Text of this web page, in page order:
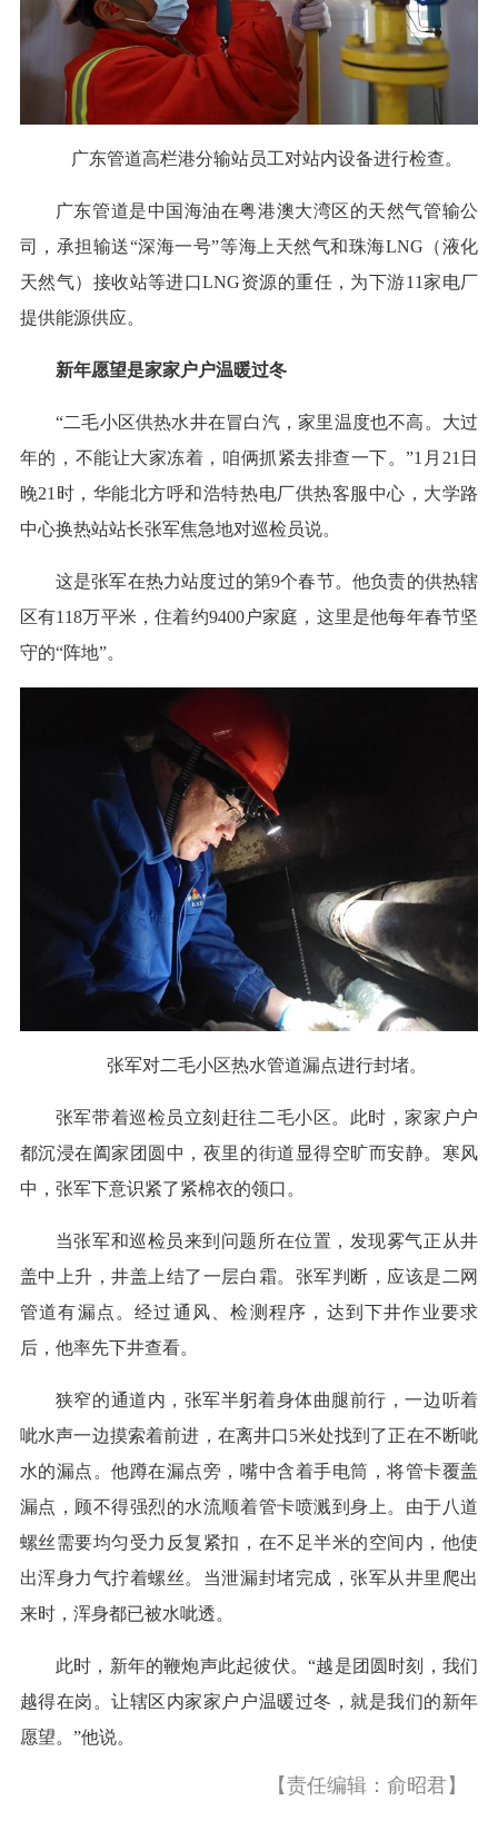
广东管道高栏港分输站员工对站内设备进行检查。
广东管道是中国海油在粤港澳大湾区的天然气管输公
司，承担输送“深海一号”等海上天然气和珠海LNG（液化
天然气）接收站等进口LNG资源的重任，为下游11家电厂
提供能源供应。
新年愿望是家家户户温暖过冬
“二毛小区供热水井在冒白汽，家里温度也不高。大过
年的，不能让大家冻着，咱俩抓紧去排查一下。”1月21日
晚21时，华能北方呼和浩特热电厂供热客服中心，大学路
中心换热站站长张军焦急地对巡检员说。
这是张军在热力站度过的第9个春节。他负责的供热辖
区有118万平米，住着约9400户家庭，这里是他每年春节坚
守的“阵地”。
张军对二毛小区热水管道漏点进行封堵。
张军带着巡检员立刻赶往二毛小区。此时，家家户户
都沉浸在阖家团圆中，夜里的街道显得空旷而安静。寒风
中，张军下意识紧了紧棉衣的领口。
当张军和巡检员来到问题所在位置，发现雾气正从井
盖中上升，井盖上结了一层白霜。张军判断，应该是二网
管道有漏点。经过通风、检测程序，达到下井作业要求
后，他率先下井查看。
狭窄的通道内，张军半躬着身体曲腿前行，一边听着
呲水声一边摸索着前进，在离井口5米处找到了正在不断呲
水的漏点。他蹲在漏点旁，嘴中含着手电筒，将管卡覆盖
漏点，顾不得强烈的水流顺着管卡喷溅到身上。由于八道
螺丝需要均匀受力反复紧扣，在不足半米的空间内，他使
出浑身力气拧着螺丝。当泄漏封堵完成，张军从井里爬出
来时，浑身都已被水呲透。
此时，新年的鞭炮声此起彼伏。“越是团圆时刻，我们
越得在岗。让辖区内家家户户温暖过冬，就是我们的新年
愿望。”他说。
【责任编辑：俞昭君】